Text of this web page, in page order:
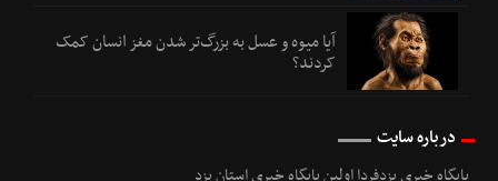
آیا میوه و عسل به بزرگ‌تر شدن مغز انسان کمک
کردند؟
درباره سایت